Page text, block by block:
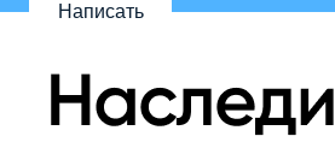
Написать